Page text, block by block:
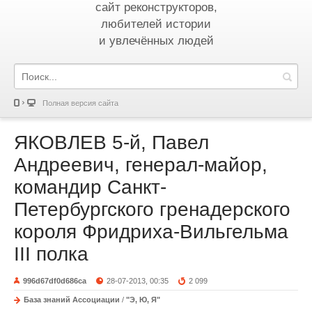
сайт реконструкторов,
любителей истории
и увлечённых людей
Полная версия сайта
ЯКОВЛЕВ 5-й, Павел
Андреевич, генерал-майор,
командир Санкт-
Петербургского гренадерского
короля Фридриха-Вильгельма
III полка
996d67df0d686ca 28-07-2013, 00:35 2 099
База знаний Ассоциации / "Э, Ю, Я"